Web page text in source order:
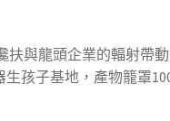
扶與龍頭企業的輻射帶動
生孩子基地，產物籠罩